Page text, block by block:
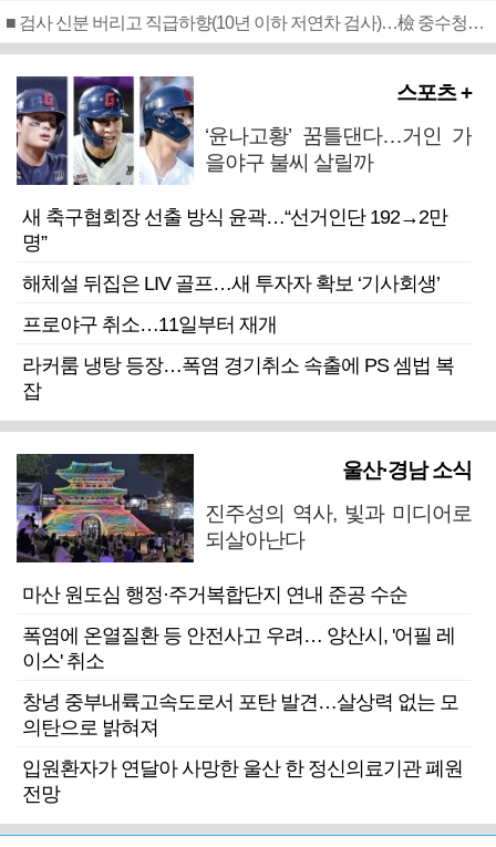
■ 검사 신분 버리고 직급하향(10년 이하 저연차 검사)…檢 중수청행 기피
스포츠 +
‘윤나고황’ 꿈틀댄다…거인 가
을야구 불씨 살릴까
새 축구협회장 선출 방식 윤곽…“선거인단 192→2만
명”
해체설 뒤집은 LIV 골프…새 투자자 확보 ‘기사회생’
프로야구 취소…11일부터 재개
라커룸 냉탕 등장…폭염 경기취소 속출에 PS 셈법 복
잡
울산·경남 소식
진주성의 역사, 빛과 미디어로
되살아난다
마산 원도심 행정·주거복합단지 연내 준공 수순
폭염에 온열질환 등 안전사고 우려… 양산시, '어필 레
이스' 취소
창녕 중부내륙고속도로서 포탄 발견…살상력 없는 모
의탄으로 밝혀져
입원환자가 연달아 사망한 울산 한 정신의료기관 폐원
전망